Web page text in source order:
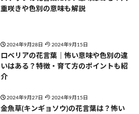
重咲きや色別の意味も解説
2024年9月28日 2024年9月15日
ロベリアの花言葉｜怖い意味や色別の違
いはある？特徴・育て方のポイントも紹
介
2024年9月27日 2024年9月15日
金魚草(キンギョソウ)の花言葉は？怖い